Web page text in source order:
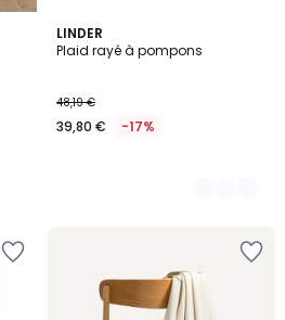
LINDER
Plaid rayé à pompons
48,19 €
39,80 € -17%
4
Couleurs